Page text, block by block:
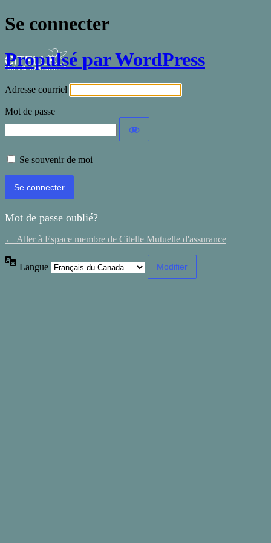
Se connecter
Propulsé par WordPress
Adresse courriel
Mot de passe
Se souvenir de moi
Mot de passe oublié?
← Aller à Espace membre de Citelle Mutuelle d'assurance
Langue